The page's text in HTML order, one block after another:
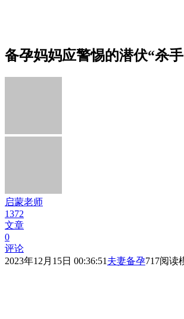
备孕妈妈应警惕的潜伏“杀
启蒙老师
1372
文章
0
评论
2023年12月15日 00:36:51 夫妻备孕717阅读